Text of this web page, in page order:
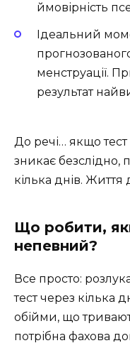
ймовірність
Ідеальний
менструації.
результат
До речі… якщо
зникає безслідно,
кілька днів.
Що робити,
непевний?
Все просто:
тест через кілька
обійми, що
потрібна фахова